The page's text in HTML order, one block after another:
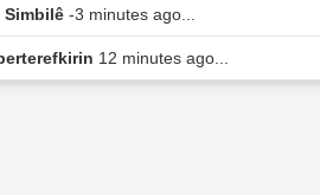
Simbilê -3 minutes ago...
12 minutes ago...